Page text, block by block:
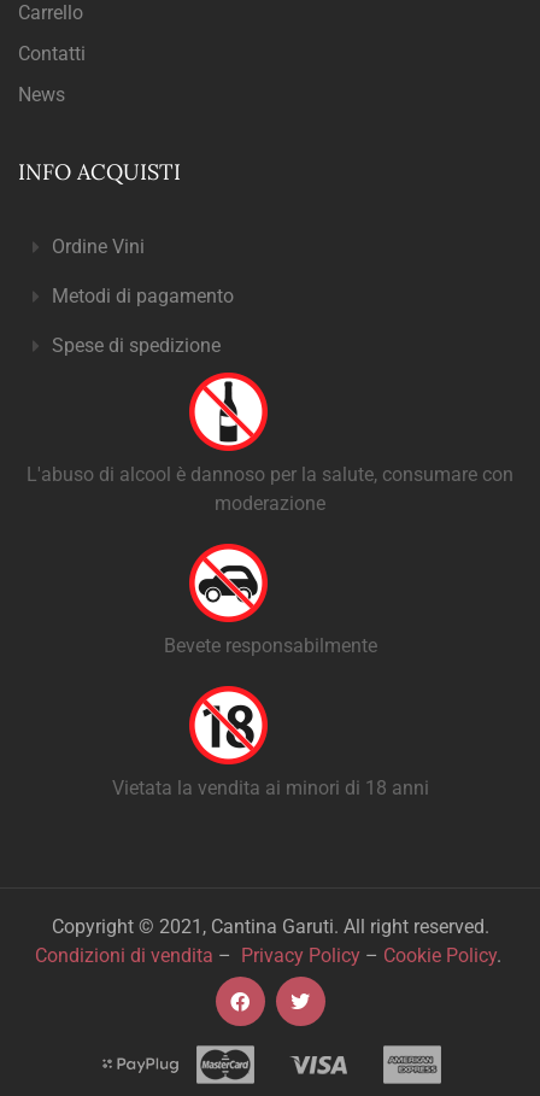
Carrello
Contatti
News
INFO ACQUISTI
Ordine Vini
Metodi di pagamento
Spese di spedizione
L'abuso di alcool è dannoso per la salute, consumare con
moderazione
Bevete responsabilmente
Vietata la vendita ai minori di 18 anni
Copyright © 2021, Cantina Garuti. All right reserved.
Condizioni di vendita – Privacy Policy– Cookie Policy.